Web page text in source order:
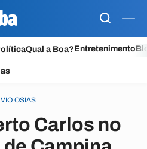
Qual a Boa?Entretenimento
OSIAS
Carlos no